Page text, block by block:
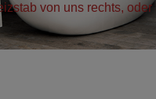
von uns rechts, oder